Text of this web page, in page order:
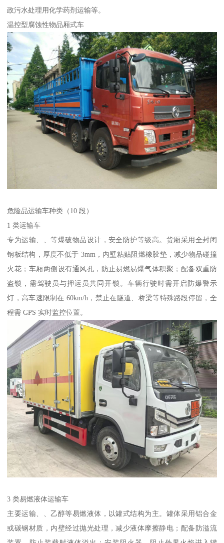
政污水处理用化学药剂运输等。​
温控型腐蚀性物品厢式车​
危险品运输车种类（10 段）​
1 类运输车​
专为运输、、等爆破物品设计，安全防护等级高。货厢采用全封闭
钢板结构，厚度不低于 3mm，内壁粘贴阻燃橡胶垫，减少物品碰撞
火花；车厢两侧设有通风孔，防止易燃易爆气体积聚；配备双重防
盗锁，需驾驶员与押运员共同开锁。车辆行驶时需开启防爆警示
灯，高车速限制在 60km/h，禁止在隧道、桥梁等特殊路段停留，全
程需 GPS 实时监控位置。​
3 类易燃液体运输车​
主要运输、、乙醇等易燃液体，以罐式结构为主。罐体采用铝合金
或碳钢材质，内壁经过抛光处理，减少液体摩擦静电；配备防溢流